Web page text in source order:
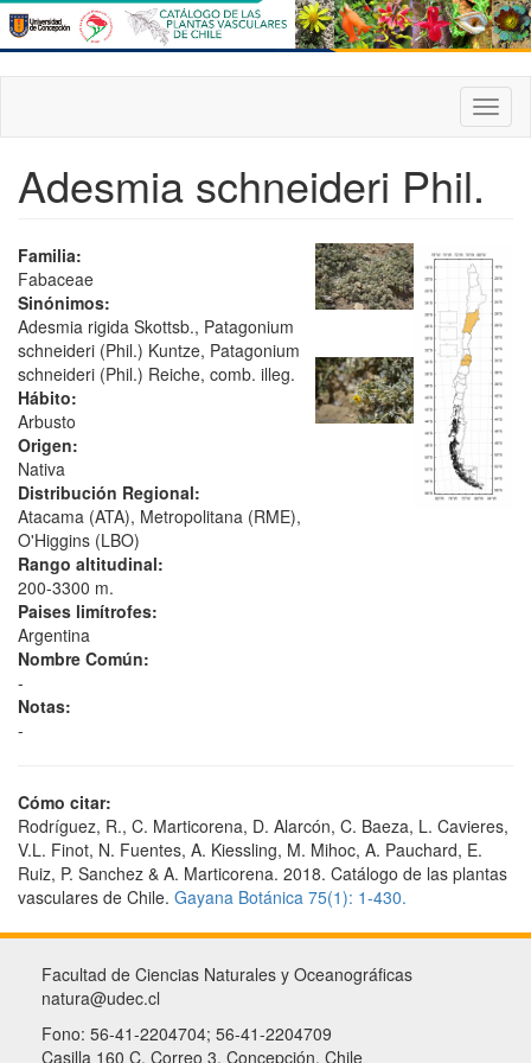
Pasar
al
contenido
principal
Adesmia schneideri Phil.
Familia:
Fabaceae
Sinónimos:
Adesmia rigida Skottsb., Patagonium
schneideri (Phil.) Kuntze, Patagonium
schneideri (Phil.) Reiche, comb. illeg.
Hábito:
Arbusto
Origen:
Nativa
Distribución Regional:
Atacama (ATA), Metropolitana (RME),
O'Higgins (LBO)
Rango altitudinal:
200-3300 m.
Paises limítrofes:
Argentina
Nombre Común:
-
Notas:
-
Cómo citar:
Rodríguez, R., C. Marticorena, D. Alarcón, C. Baeza, L. Cavieres,
V.L. Finot, N. Fuentes, A. Kiessling, M. Mihoc, A. Pauchard, E.
Ruiz, P. Sanchez & A. Marticorena. 2018. Catálogo de las plantas
vasculares de Chile. Gayana Botánica 75(1): 1-430.
Facultad de Ciencias Naturales y Oceanográficas
natura@udec.cl
Fono: 56-41-2204704; 56-41-2204709
Casilla 160 C, Correo 3, Concepción, Chile